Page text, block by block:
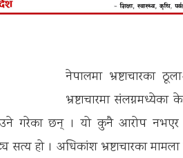
नेपालमा भ्रष्टाचारका
भ्रष्टाचारमा संलग्नमध्येका
गरेका छन् । यो कुनै आरोप नभएर
सत्य हो । अधिकांश भ्रष्टाचारका